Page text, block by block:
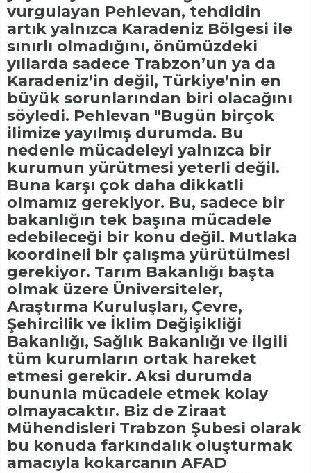
vurgulayan Pehlevan, tehdidin
artık yalnızca Karadeniz Bölgesi ile
sınırlı olmadığını, önümüzdeki
yıllarda sadece Trabzon’un ya da
Karadeniz’in değil, Türkiye’nin en
büyük sorunlarından biri olacağını
söyledi. Pehlevan "Bugün birçok
ilimize yayılmış durumda. Bu
nedenle mücadeleyi yalnızca bir
kurumun yürütmesi yeterli değil.
Buna karşı çok daha dikkatli
olmamız gerekiyor. Bu, sadece bir
bakanlığın tek başına mücadele
edebileceği bir konu değil. Mutlaka
koordineli bir çalışma yürütülmesi
gerekiyor. Tarım Bakanlığı başta
olmak üzere Üniversiteler,
Araştırma Kuruluşları, Çevre,
Şehircilik ve İklim Değişikliği
Bakanlığı, Sağlık Bakanlığı ve ilgili
tüm kurumların ortak hareket
etmesi gerekir. Aksi durumda
bununla mücadele etmek kolay
olmayacaktır. Biz de Ziraat
Mühendisleri Trabzon Şubesi olarak
bu konuda farkındalık oluşturmak
amacıyla kokarcanın AFAD